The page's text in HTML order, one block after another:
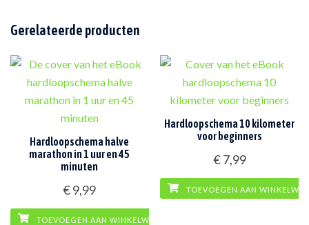
Gerelateerde producten
Hardloopschema halve
marathon in 1 uur en 45
minuten
€9,99
TOEVOEGEN AAN WINKELWAGEN
Hardloopschema 10 kilometer
voor beginners
€7,99
TOEVOEGEN AAN